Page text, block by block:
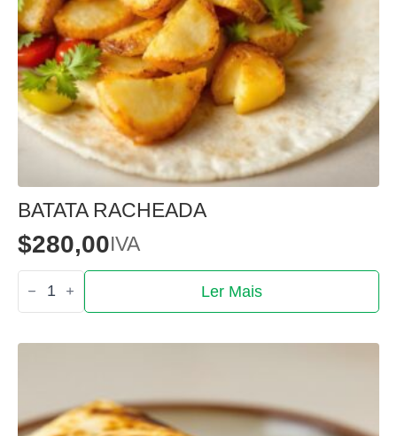
BATATA RACHEADA
$280,00IVA
Quantidade
de
Batata
Ler Mais